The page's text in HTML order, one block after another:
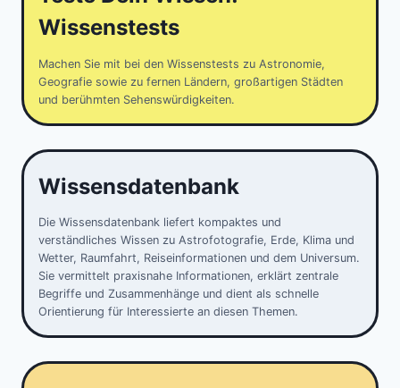
Wissenstests
Machen Sie mit bei den Wissenstests zu Astronomie,
Geografie sowie zu fernen Ländern, großartigen Städten
und berühmten Sehenswürdigkeiten.
Wissensdatenbank
Die Wissensdatenbank liefert kompaktes und
verständliches Wissen zu Astrofotografie, Erde, Klima und
Wetter, Raumfahrt, Reiseinformationen und dem Universum.
Sie vermittelt praxisnahe Informationen, erklärt zentrale
Begriffe und Zusammenhänge und dient als schnelle
Orientierung für Interessierte an diesen Themen.